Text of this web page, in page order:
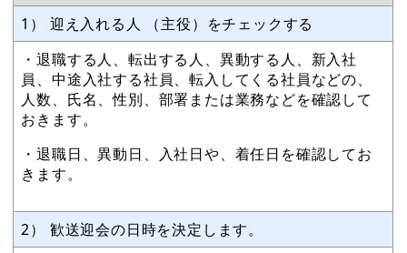
1） 迎え入れる人 （主役）をチェックする
・退職する人、転出する人、異動する人、新入社
員、中途入社する社員、転入してくる社員などの、
人数、氏名、性別、部署または業務などを確認して
おきます。
・退職日、異動日、入社日や、着任日を確認してお
きます。
2） 歓送迎会の日時を決定します。